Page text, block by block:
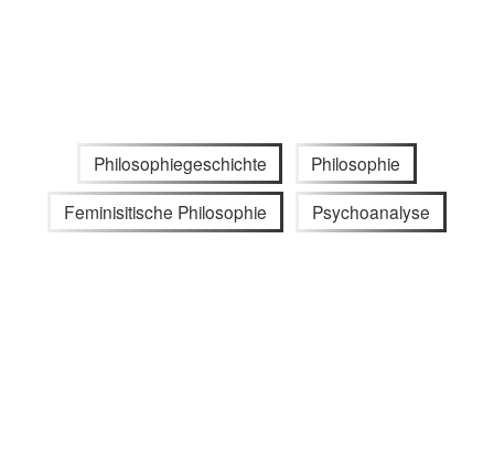
Philosophiegeschichte Philosophie
Feminisitische Philosophie Psychoanalyse